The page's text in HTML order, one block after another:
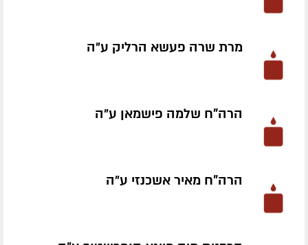
מרת שרה פעשא הרליק ע״ה
הרה"ח שלמה פישמאן ע״ה
הרה"ח מאיר אשכנזי ע״ה